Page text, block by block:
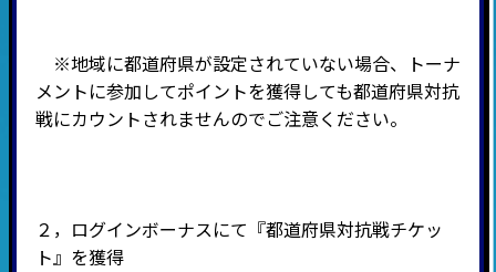
※地域に都道府県が設定されていない場合、トーナ
メントに参加してポイントを獲得しても都道府県対抗
戦にカウントされませんのでご注意ください。
２，ログインボーナスにて『都道府県対抗戦チケッ
ト』を獲得